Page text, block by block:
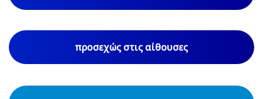
προσεχώς στις αίθουσες